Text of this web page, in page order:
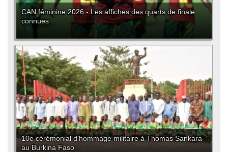
CAN féminine 2026 - Les affiches des quarts de finale
connues
10e cérémonial d'hommage militaire à Thomas Sankara
au Burkina Faso